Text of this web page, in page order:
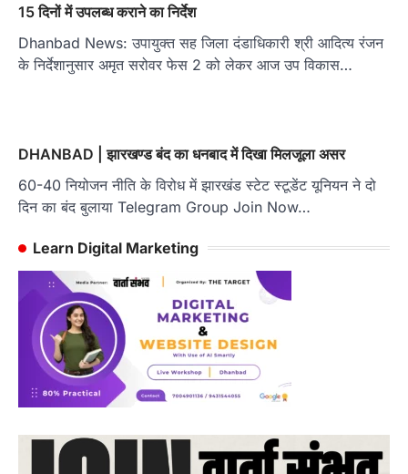
15 दिनों में उपलब्ध कराने का निर्देश
Dhanbad News: उपायुक्त सह जिला दंडाधिकारी श्री आदित्य रंजन
के निर्देशानुसार अमृत सरोवर फेस 2 को लेकर आज उप विकास…
DHANBAD | झारखण्ड बंद का धनबाद में दिखा मिलजूला असर
60-40 नियोजन नीति के विरोध में झारखंड स्टेट स्टूडेंट यूनियन ने दो
दिन का बंद बुलाया Telegram Group Join Now…
Learn Digital Marketing